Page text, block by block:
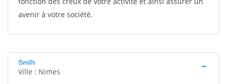
avenir à votre société.
Smlh
Ville : Nimes